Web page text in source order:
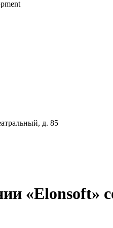
д. 85
«Elonsoft»